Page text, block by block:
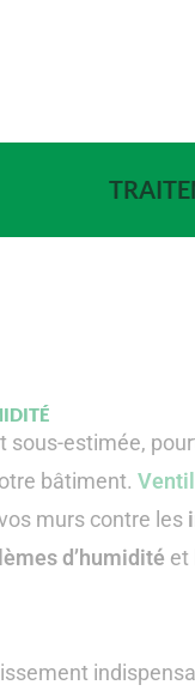
sous-estimée,
bâtiment.
murs contre les
d’humidité et